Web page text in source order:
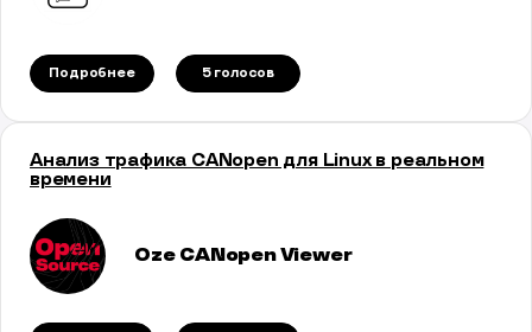
Подробнее 5 голосов
Анализ трафика CANopen для Linux в реальном
времени
Oze CANopen Viewer